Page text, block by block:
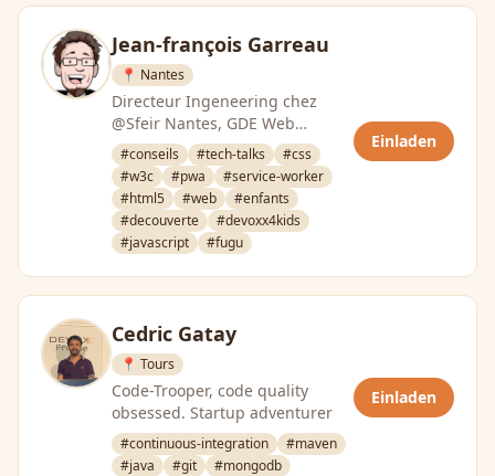
Jean-françois Garreau
📍 Nantes
Directeur Ingeneering chez
@Sfeir Nantes, GDE Web
Technologies et Leader du
@GDGNantes.
#conseils #tech-talks
#css
#w3c
#pwa
#service-worker
#html5
#web
#enfants
#decouverte
#devoxx4kids
#javascript
#fugu
Einladen
Cedric Gatay
📍 Tours
Code-Trooper, code quality
obsessed. Startup adventurer
#continuous-integration
#maven
#java
#git #mongodb
Einladen